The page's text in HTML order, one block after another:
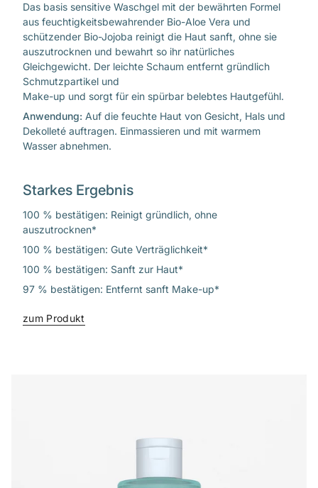
Das basis sensitive Waschgel mit der bewährten Formel
aus feuchtigkeitsbewahrender Bio-Aloe Vera und
schützender Bio-Jojoba reinigt die Haut sanft, ohne sie
auszutrocknen und bewahrt so ihr natürliches
Gleichgewicht. Der leichte Schaum entfernt gründlich
Schmutzpartikel und
Make-up und sorgt für ein spürbar belebtes Hautgefühl.
Anwendung: Auf die feuchte Haut von Gesicht, Hals und
Dekolleté auftragen. Einmassieren und mit warmem
Wasser abnehmen.
Starkes Ergebnis
100 % bestätigen: Reinigt gründlich, ohne
auszutrocknen*
100 % bestätigen: Gute Verträglichkeit*
100 % bestätigen: Sanft zur Haut*
97 % bestätigen: Entfernt sanft Make-up*
zum Produkt